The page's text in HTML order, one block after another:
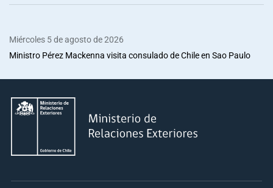
Miércoles 5 de agosto de 2026
Ministro Pérez Mackenna visita consulado de Chile en Sao Paulo